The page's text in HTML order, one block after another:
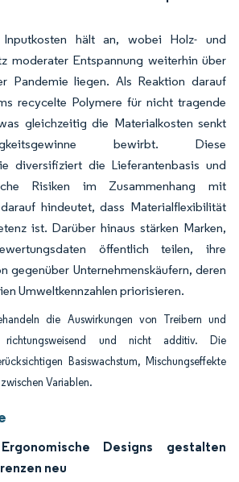
hält an, wobei Holz- und
moderater Entspannung weiterhin über
Pandemie liegen. Als Reaktion darauf
recycelte Polymere für nicht tragende
gleichzeitig die Materialkosten senkt
bewirbt. Diese
diversifiziert die Lieferantenbasis und
Risiken im Zusammenhang mit
hindeutet, dass Materialflexibilität
ist. Darüber hinaus stärken Marken,
öffentlich teilen, ihre
gegenüber Unternehmenskäufern, deren
Umweltkennzahlen priorisieren.
die Auswirkungen von Treibern und
richtungsweisend und nicht additiv. Die
Basiswachstum, Mischungseffekte
Variablen.
Designs gestalten
neu